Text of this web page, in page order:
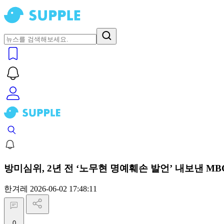
방미심위, 2년 전 ‘노무현 명예훼손 발언’ 내보낸
한겨레 2026-06-02 17:48:11